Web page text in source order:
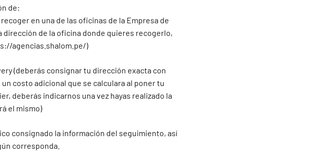
de:
en una de las oficinas de la Empresa de
dirección de la oficina donde quieres recogerlo,
agencias.shalom.pe/)
(deberás consignar tu dirección exacta con
costo adicional que se calculara al poner tu
deberás indicarnos una vez hayas realizado la
el mismo)
consignado la información del seguimiento, así
corresponda.